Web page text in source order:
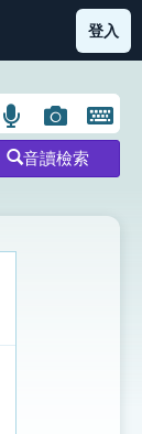
索引表圖示
登入
語
言
搜
示
圖
片
搜
開
鍵
圖
音讀檢索